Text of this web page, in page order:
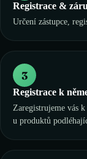
Registrace &
Určení zástupce,
3
Registrace k
Zaregistrujeme vás
u produktů